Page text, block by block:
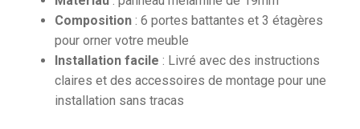
Composition : 6 portes battantes et 3 étagères
pour orner votre meuble
Installation facile : Livré avec des instructions
claires et des accessoires de montage pour une
installation sans tracas